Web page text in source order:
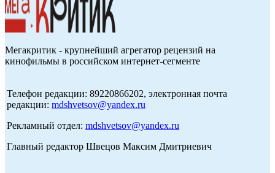
Мегакритик - крупнейший агрегатор рецензий на
кинофильмы в российском интернет-сегменте
Телефон редакции: 89220866202, электронная почта
редакции: mdshvetsov@yandex.ru
Рекламный отдел: mdshvetsov@yandex.ru
Главный редактор Швецов Максим Дмитриевич